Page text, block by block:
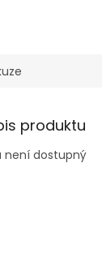
produktu
není dostupný